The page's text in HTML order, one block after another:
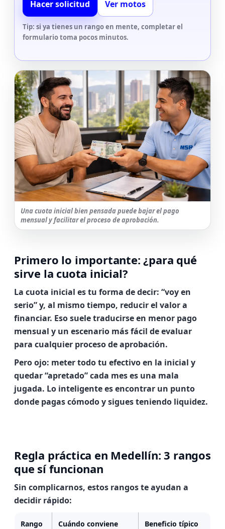
Hacer solicitud Ver motos
Tip: si ya tienes un rango en mente, completar el
formulario toma pocos minutos.
Una cuota inicial bien pensada puede bajar el pago
mensual y facilitar el proceso de aprobación.
Primero lo importante: ¿para qué
sirve la cuota inicial?
La cuota inicial es tu forma de decir: “voy en
serio” y, al mismo tiempo, reducir el valor a
financiar. Eso suele traducirse en menor pago
mensual y un escenario más fácil de evaluar
para cualquier proceso de aprobación.
Pero ojo: meter todo tu efectivo en la inicial y
quedar “apretado” cada mes es una mala
jugada. Lo inteligente es encontrar un punto
donde pagas cómodoy sigues teniendo liquidez.
Regla práctica en Medellín: 3 rangos
que sí funcionan
Sin complicarnos, estos rangos te ayudan a
decidir rápido:
Rango
Cuándo conviene Beneficio típico